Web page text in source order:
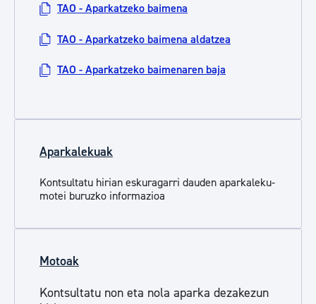
TAO - Aparkatzeko baimena
TAO - Aparkatzeko baimena aldatzea
TAO - Aparkatzeko baimenaren baja
Aparkalekuak
Kontsultatu hirian eskuragarri dauden aparkaleku-
motei buruzko informazioa
Motoak
Kontsultatu non eta nola aparka dezakezun